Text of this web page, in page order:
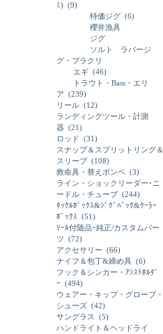
ﾐ) (9)
特価ジグ (6)
櫻井漁具
ジグ
ソルト ラバージ
グ・ブラクリ
エギ (46)
トラウト・Bass・エリ
ア (239)
リール (12)
ランディングツール・計測
器 (21)
ロッド (31)
スナップ＆スプリットリング＆
スリーブ (108)
救命具・替えボンベ (3)
ライン・ショックリーダー･ニ
ードル・チューブ (244)
ﾀｯｸﾙﾎﾞｯｸｽ&ｼﾞｸﾞﾊﾞｯｸ&ｸｰﾗｰ
ﾎﾞｯｸｽ (51)
ﾘｰﾙ付随品･純正/カスタムパー
ツ (72)
アクセサリー (66)
ナイフ＆包丁&締め具 (6)
フック＆シンカー・ｱｼｽﾄﾎﾙﾀﾞ
ｰ (494)
ウェアー・キップ・グローブ・
シューズ (42)
サングラス
(5)
ハンドライト＆ヘッドライ